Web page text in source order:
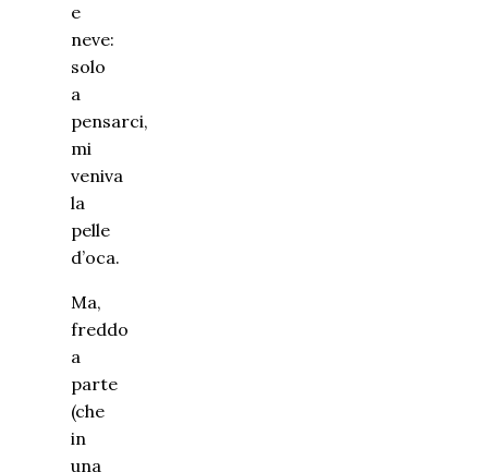
e
neve:
solo
a
pensarci,
mi
veniva
la
pelle
d’oca.
Ma,
freddo
a
parte
(che
in
una